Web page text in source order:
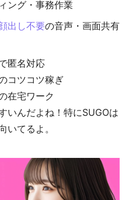
ング・事務作業
出し不要の音声・画面共有
匿名対応
コツコツ稼ぎ
在宅ワーク
いんだよね！特にSUGOは
いてるよ。